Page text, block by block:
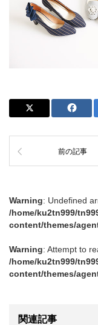
前の記事
Warning: Undefined
/home/ku2tn999/
content/themes/
Warning: Attempt to
/home/ku2tn999/
content/themes/
関連記事